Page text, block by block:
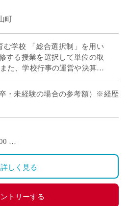
町
む学校 「総合選択制」を用い
する授業を選択して単位の取
た、学校行事の運営や決算な
だき、生徒一人ひとり […]
・未経験の場合の参考額）※経歴
課外授業を除き原則、出勤の必
詳しく見る
トリーする